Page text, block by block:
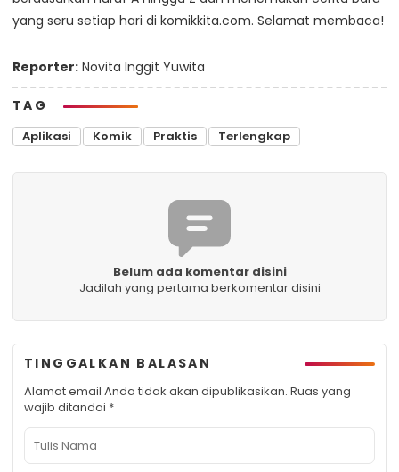
yang seru setiap hari di komikkita.com. Selamat membaca!
Reporter: Novita Inggit Yuwita
TAG
Aplikasi Komik Praktis Terlengkap
Belum ada komentar disini
Jadilah yang pertama berkomentar disini
TINGGALKAN BALASAN
Alamat email Anda tidak akan dipublikasikan. Ruas yang
wajib ditandai *